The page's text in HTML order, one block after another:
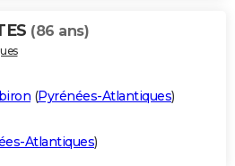
(86 ans)
(Pyrénées-Atlantiques)
Atlantiques)